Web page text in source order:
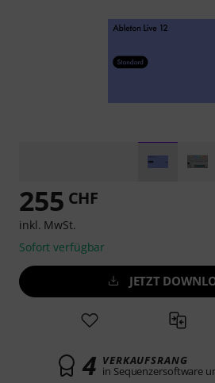
255 CHF
inkl. MwSt.
Sofort verfügbar
JETZT
4 VERKAUFSRANG
in Sequenzersoftware